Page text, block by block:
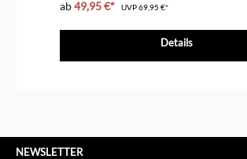
ab49,95 €* UVP69,95 €*
Details
NEWSLETTER